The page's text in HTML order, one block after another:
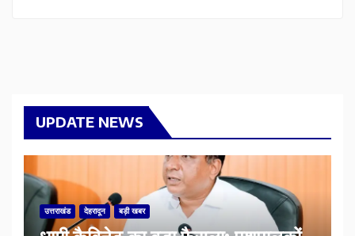
UPDATE NEWS
उत्तराखंड देहरादून बड़ी खबर